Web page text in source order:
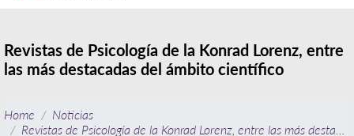
Revistas de Psicología de la Konrad Lorenz, entre
las más destacadas del ámbito científico
Home
Noticias
Revistas de Psicología de la Konrad Lorenz, entre las más